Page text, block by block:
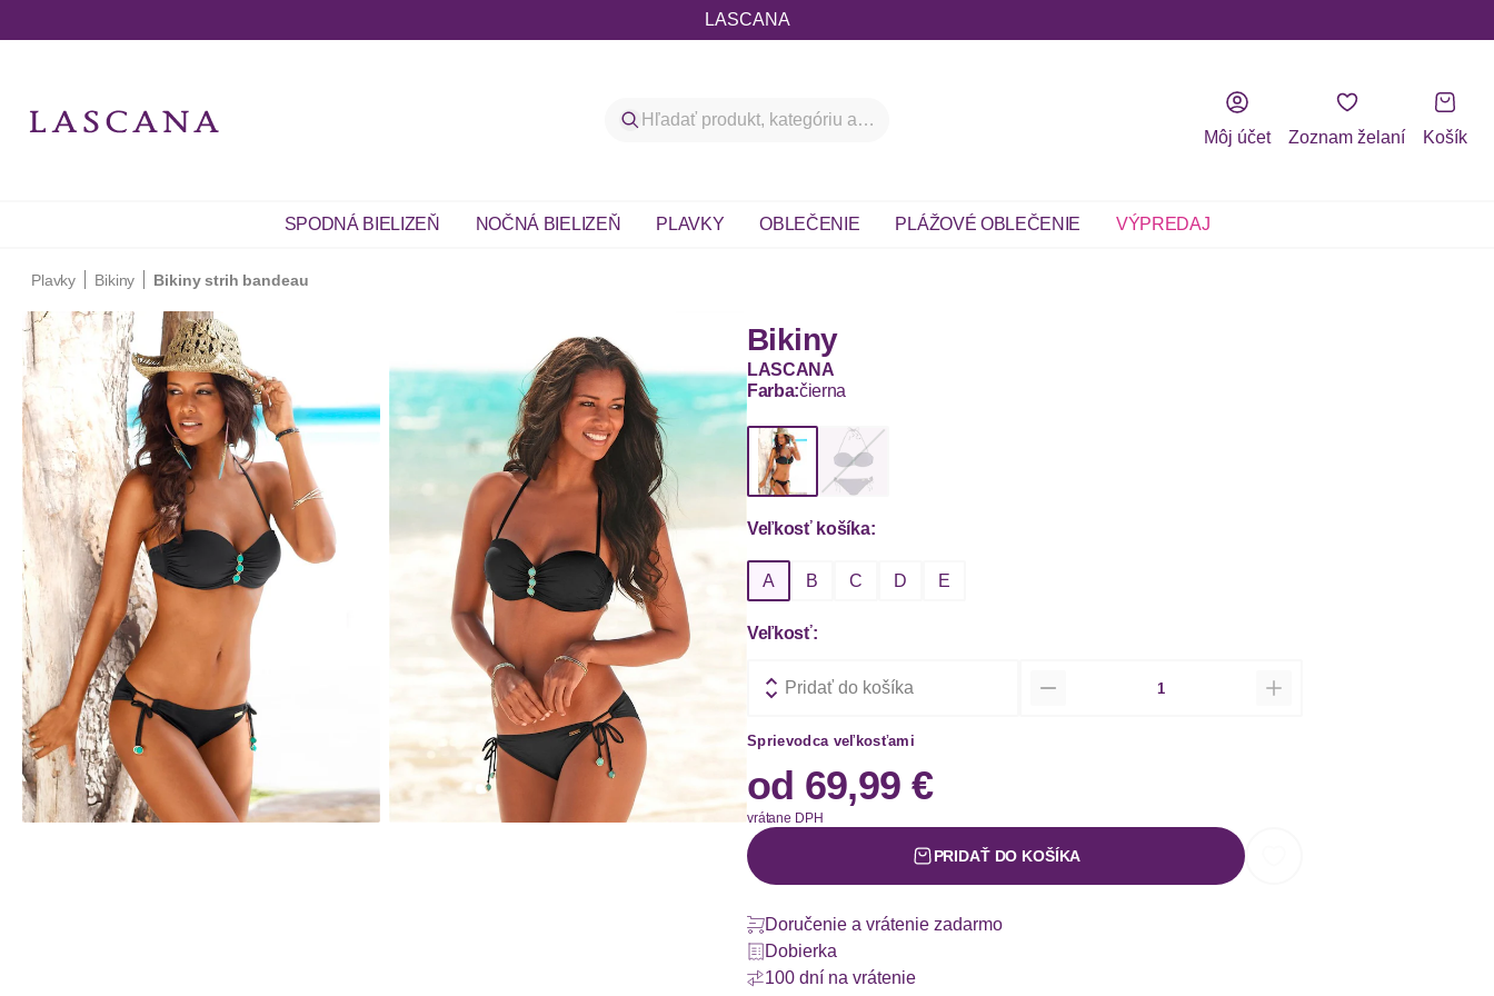
LASCANA
Môj účet Zoznam želaní Košík
SPODNÁ BIELIZEŇ NOČNÁ BIELIZEŇ PLAVKY OBLEČENIE PLÁŽOVÉ OBLEČENIE VÝPREDAJ
Plavky Bikiny Bikiny strih bandeau
Bikiny
LASCANA
Farba:čierna
Veľkosť košíka:
A B C D E
Veľkosť:
Pridať do košíka
Sprievodca veľkosťami
od 69,99 €
vrátane DPH
PRIDAŤ DO KOŠÍKA
Doručenie a vrátenie zadarmo
Dobierka
100 dní na vrátenie